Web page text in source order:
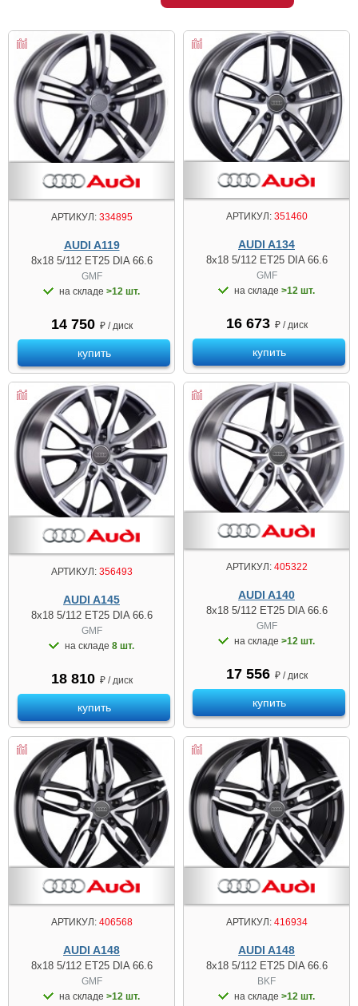
АРТИКУЛ:334895
AUDI A119
8x18 5/112 ET25 DIA 66.6
GMF
на складе >12 шт.
14 750 ₽ / диск
купить
АРТИКУЛ:351460
AUDI A134
8x18 5/112 ET25 DIA 66.6
GMF
на складе >12 шт.
16 673 ₽ / диск
купить
АРТИКУЛ:356493
AUDI A145
8x18 5/112 ET25 DIA 66.6
GMF
на складе 8 шт.
18 810 ₽ / диск
купить
АРТИКУЛ:405322
AUDI A140
8x18 5/112 ET25 DIA 66.6
GMF
на складе >12 шт.
17 556 ₽ / диск
купить
АРТИКУЛ:406568
AUDI A148
8x18 5/112 ET25 DIA 66.6
GMF
на складе >12 шт.
АРТИКУЛ:416934
AUDI A148
8x18 5/112 ET25 DIA 66.6
BKF
на складе >12 шт.